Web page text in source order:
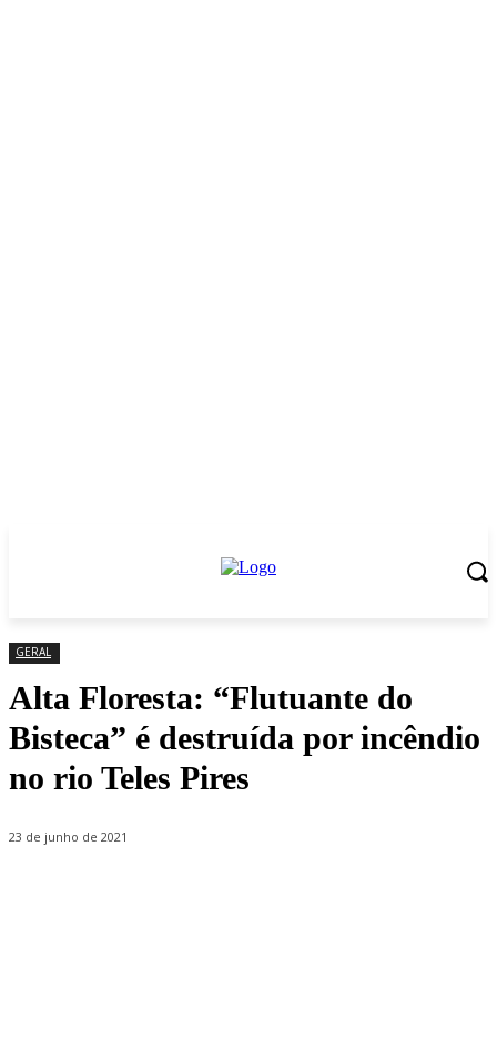
GERAL
Alta Floresta: “Flutuante do
Bisteca” é destruída por incêndio
no rio Teles Pires
23 de junho de 2021